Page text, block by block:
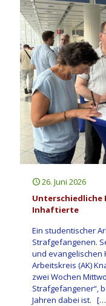
26. Juni 2026
Unterschiedliche
Inhaftierte
Ein studentischer
Strafgefangenen.
und evangelischen
Arbeitskreis (AK)
zwei Wochen
Strafgefangener“,
Jahren dabei ist.